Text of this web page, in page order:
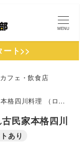
MENU
ート>>
カフェ・飲食店
料理 （ロンタン）」
民家本格四川
あり